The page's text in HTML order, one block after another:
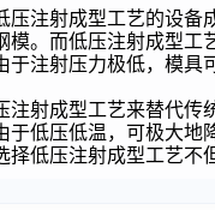
压注射成型工艺的设备
模。而低压注射成型工
于注射压力极低，模具
注射成型工艺来替代传
于低压低温，可极大地
择低压注射成型工艺不